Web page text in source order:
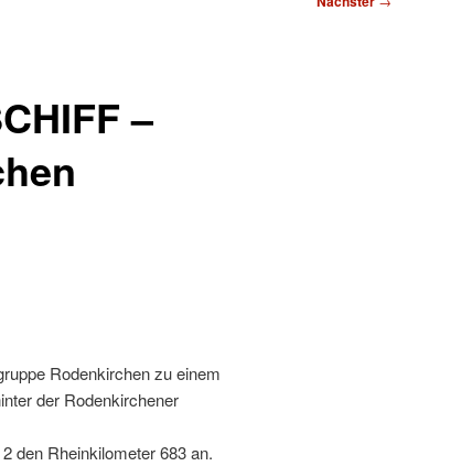
–
Rodenkirchen zu einem
der Rodenkirchener
den Rheinkilometer 683 an.